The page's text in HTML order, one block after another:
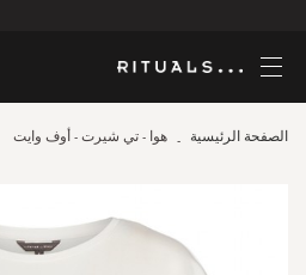
الصفحة الرئيسية هوا - تي شيرت - أوف وايت